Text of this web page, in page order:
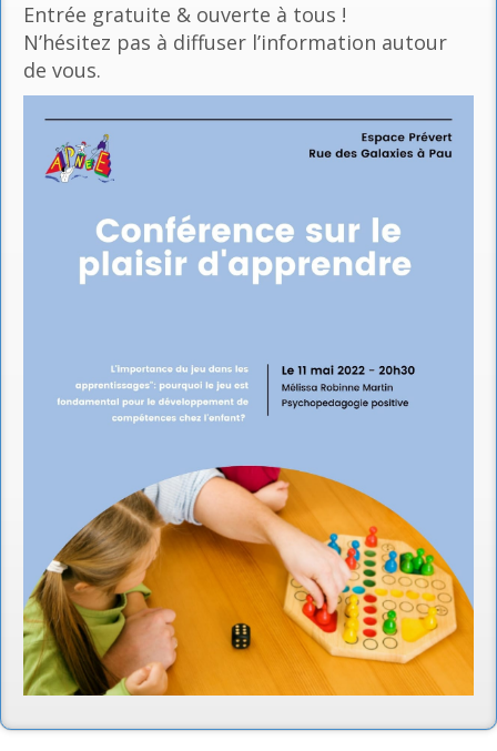
Entrée gratuite & ouverte à tous !
N’hésitez pas à diffuser l’information autour
de vous.